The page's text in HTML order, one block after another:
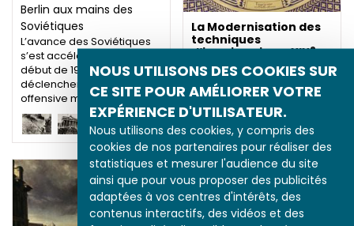
NOUS UTILISONS DES COOKIES SUR
CE SITE POUR AMÉLIORER VOTRE
EXPÉRIENCE D'UTILISATEUR.
Nous utilisons des cookies, y compris des
cookies de nos partenaires pour réaliser des
statistiques et mesurer l'audience du site
ainsi que pour vous proposer des publicités
adaptées à vos centres d'intérêts, des
contenus interactifs, des vidéos et des
Berlin aux mains des
Soviétiques
L’avance des Soviétiques
s’est accélérée dès le
début de 1945, grâce au
déclenchement d’une
offensive massive…
La Modernisation des
techniques
d’imprimerie au XIXe
siècle
Les mutations internes
de l'édition française
Durant la seconde moitié
du XVIIIe
siècle, le monde
de l'édition connaît
plusieurs…